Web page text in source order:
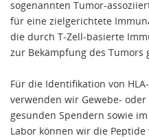
sogenannten Tumor-
für eine zielgerichtete
die durch T-Zell-basierte
zur Bekämpfung des Tumors
Für die Identifikation von
verwenden wir Gewebe-
gesunden Spendern sowie
Labor können wir die